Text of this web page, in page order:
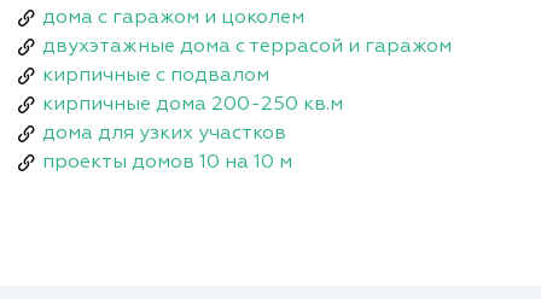
дома с гаражом и цоколем
двухэтажные дома с террасой и гаражом
кирпичные с подвалом
кирпичные дома 200-250 кв.м
дома для узких участков
проекты домов 10 на 10 м